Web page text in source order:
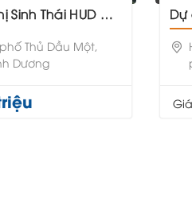
Thái HUD Chánh Mỹ
Thủ Dầu Một,
Dương